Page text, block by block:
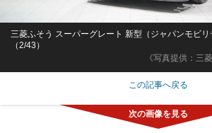
《写真提供：三
三菱ふそう スーパーグレート 新型（ジャパンモビリ
（2/43）
この記事へ戻る